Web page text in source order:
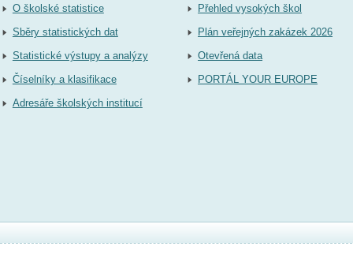
O školské statistice
Sběry statistických dat
Statistické výstupy a analýzy
Číselníky a klasifikace
Adresáře školských institucí
Přehled vysokých škol
Plán veřejných zakázek 2026
Otevřená data
PORTÁL YOUR EUROPE